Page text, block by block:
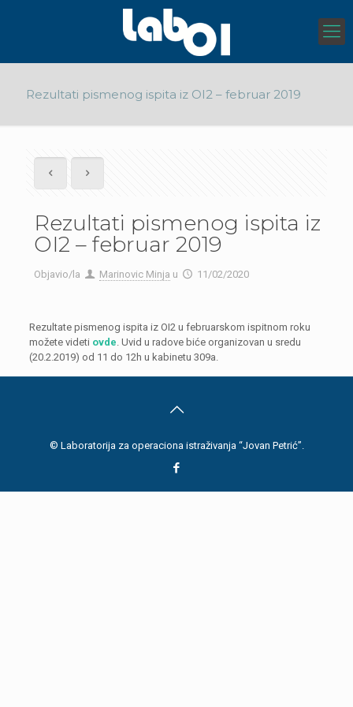
Rezultati pismenog ispita iz OI2 – februar 2019
Rezultati pismenog ispita iz
OI2 – februar 2019
Objavio/la Marinovic Minja u 11/02/2020
Rezultate pismenog ispita iz OI2 u februarskom ispitnom roku
možete videti ovde. Uvid u radove biće organizovan u sredu
(20.2.2019) od 11 do 12h u kabinetu 309a.
© Laboratorija za operaciona istraživanja “Jovan Petrić”.